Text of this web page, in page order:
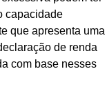
capacidade
que apresenta uma
de renda
com base nesses